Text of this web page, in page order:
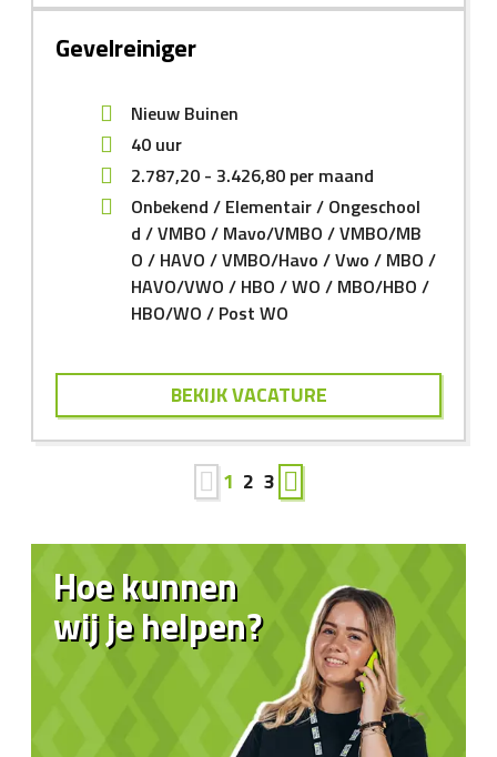
Gevelreiniger
Nieuw Buinen
40 uur
2.787,20 - 3.426,80 per maand
Onbekend
Elementair
Ongeschool
d
VMBO Mavo/VMBO
VMBO/MB
O
HAVO VMBO/Havo Vwo
MBO
HAVO/VWO
HBO WO
MBO/HBO
HBO/WO
Post WO
BEKIJK VACATURE
1 2 3
Hoe kunnen
wij je helpen?